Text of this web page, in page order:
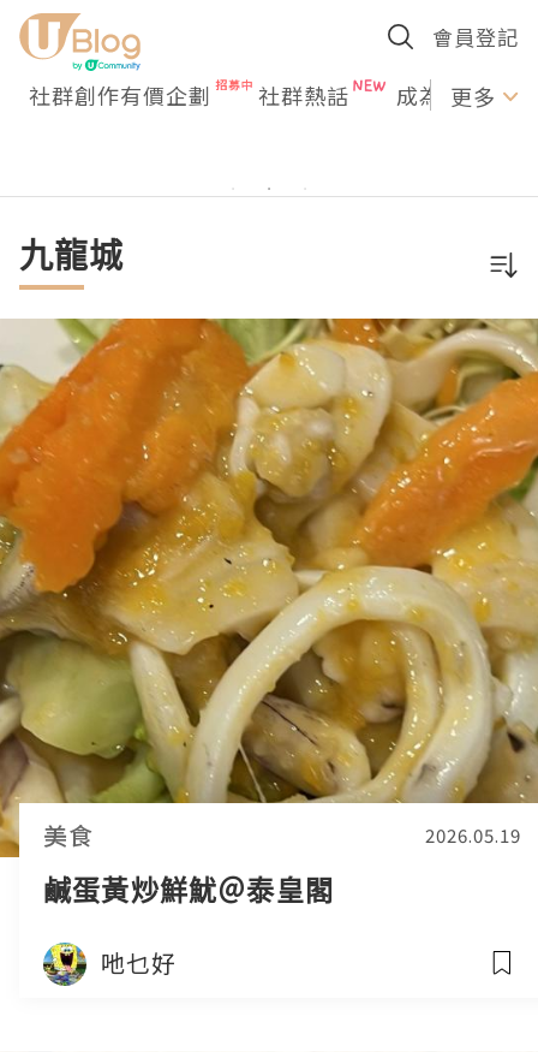
會員登記
社群創作有價企劃 社群熱話 成為U更多
九龍城
美食 2026.05.19
鹹蛋黃炒鮮魷＠泰皇閣
吔乜好